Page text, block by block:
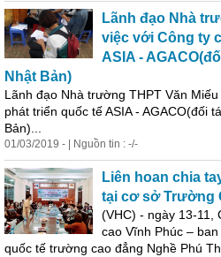
Lãnh đạo Nhà
việc với Công ty
ASIA -
Nhật Bản)
Lãnh đạo Nhà trường THPT Văn
phát triển quốc tế ASIA - AGACO(đối
Bản)...
01/03/2019 - | Nguồn tin : -/-
Liên hoan chia
tại cơ sở Trường
(VHC) - ngày 13-11,
cao Vĩnh Phúc – ban
quốc tế trường cao đẳng Nghề Phú